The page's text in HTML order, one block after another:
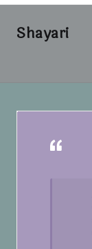
Shayari